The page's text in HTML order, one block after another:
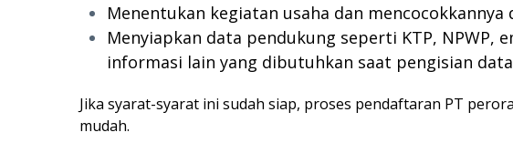
Menentukan kegiatan usaha dan mencocokkannya
Menyiapkan data pendukung seperti KTP, NPWP,
informasi lain yang dibutuhkan saat pengisian
Jika syarat-syarat ini sudah siap, proses pendaftaran PT
mudah.